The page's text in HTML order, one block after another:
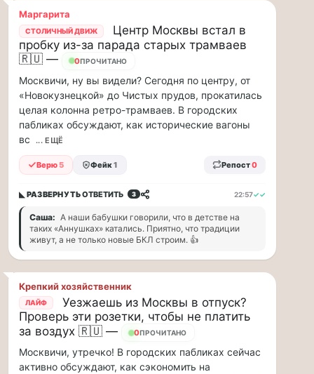
в
регионах
коммунальщики
нашли
свой
«гениальный»
способ
решать
проблемы
с
Я
считаю,
что
тепрь
нам
должны
заправщики
чаевые…
Я
считаю,
что
тепрь
Маргарита
СТОЛИЧНЫЙ ДВИЖ
Центр Москвы встал в
пробку из-за парада старых трамваев
🇷🇺 —
0ПРОЧИТАНО
Москвичи, ну вы видели? Сегодня по центру, от
«Новокузнецкой» до Чистых прудов, прокатилась
целая колонна ретро-трамваев. В городских
пабликах обсуждают, как исторические вагоны
вс
... ЕЩЁ
Верю 5 Фейк1 Репост0
◣ РАЗВЕРНУТЬОТВЕТИТЬ 3 22:57✓✓
Саша: А наши бабушки говорили, что в детстве на
таких «Аннушках» катались. Приятно, что традиции
живут, а не только новые БКЛ строим. 👍
Крепкий хозяйственник
ЛАЙФ
Уезжаешь из Москвы в отпуск?
Проверь эти розетки, чтобы не платить
за воздух 🇷🇺 —
0ПРОЧИТАНО
Москвичи, утречко! В городских пабликах сейчас
активно обсуждают, как сэкономить на